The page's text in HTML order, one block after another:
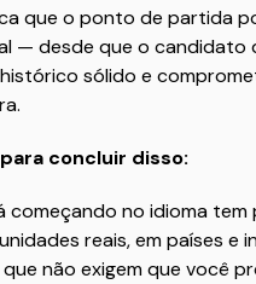
que o ponto de partida
— desde que o candidato
sólido e
concluir disso:
começando no idioma
reais, em países e
não exigem que você